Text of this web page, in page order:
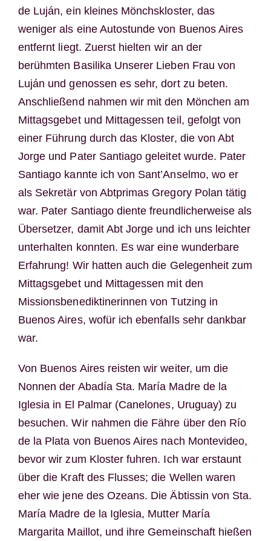
de Luján, ein kleines Mönchskloster, das
weniger als eine Autostunde von Buenos Aires
entfernt liegt. Zuerst hielten wir an der
berühmten Basilika Unserer Lieben Frau von
Luján und genossen es sehr, dort zu beten.
Anschließend nahmen wir mit den Mönchen am
Mittagsgebet und Mittagessen teil, gefolgt von
einer Führung durch das Kloster, die von Abt
Jorge und Pater Santiago geleitet wurde. Pater
Santiago kannte ich von Sant’Anselmo, wo er
als Sekretär von Abtprimas Gregory Polan tätig
war. Pater Santiago diente freundlicherweise als
Übersetzer, damit Abt Jorge und ich uns leichter
unterhalten konnten. Es war eine wunderbare
Erfahrung! Wir hatten auch die Gelegenheit zum
Mittagsgebet und Mittagessen mit den
Missionsbenediktinerinnen von Tutzing in
Buenos Aires, wofür ich ebenfalls sehr dankbar
war.
Von Buenos Aires reisten wir weiter, um die
Nonnen der Abadía Sta. María Madre de la
Iglesia in El Palmar (Canelones, Uruguay) zu
besuchen. Wir nahmen die Fähre über den Río
de la Plata von Buenos Aires nach Montevideo,
bevor wir zum Kloster fuhren. Ich war erstaunt
über die Kraft des Flusses; die Wellen waren
eher wie jene des Ozeans. Die Äbtissin von Sta.
María Madre de la Iglesia, Mutter María
Margarita Maillot, und ihre Gemeinschaft hießen